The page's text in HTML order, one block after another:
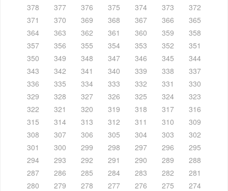
378
377 376 375 374 373
372
371
370 369 368 367 366
365
364
363 362 361 360 359
358
357
356 355 354 353 352
351
350
349 348 347 346 345
344
343
342 341 340 339 338
337
336
335 334 333 332 331
330
329
328 327 326 325 324
323
322
321 320 319 318 317
316
315
314 313 312 311 310
309
308
307 306 305 304 303
302
301
300 299 298 297 296
295
294
293 292 291 290 289
288
287
286 285 284 283 282
281
280
279 278 277 276 275
274